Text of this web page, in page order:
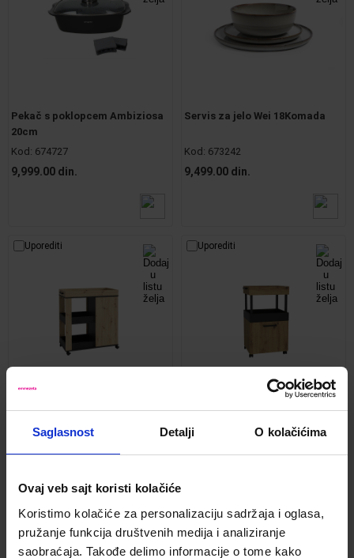
Saglasnost Detalji O kolačićima
Ovaj veb sajt koristi kolačiće
Koristimo kolačiće za personalizaciju sadržaja i oglasa,
pružanje funkcija društvenih medija i analiziranje
saobraćaja. Takođe delimo informacije o tome kako
Pekač s poklopcem Ambiziosa
20cm
Kod: 674727
9,999.00 din.
Servis za jelo Wei 18Komada
Kod: 673242
9,499.00 din.
Uporediti
Home Bar kolica
77,4x42x88,2cm
Uporediti
Home Bar kolica 50x41x88,5cm
Uporediti Uporediti